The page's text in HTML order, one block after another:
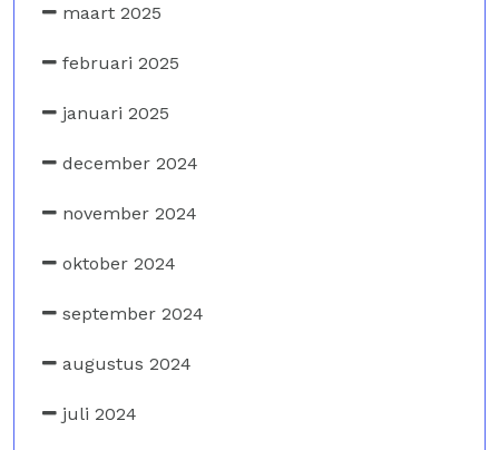
maart 2025
februari 2025
januari 2025
december 2024
november 2024
oktober 2024
september 2024
augustus 2024
juli 2024